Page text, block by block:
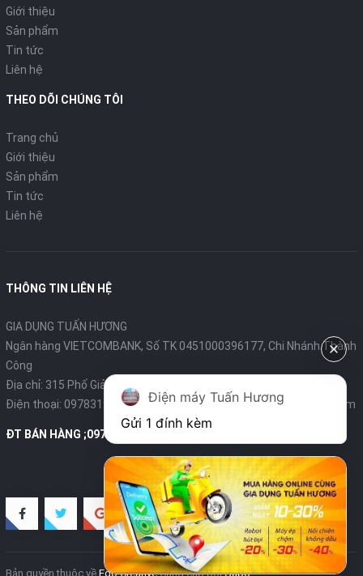
Giới thiệu
Sản phẩm
Tin tức
Liên hệ
THEO DÕI CHÚNG TÔI
Trang chủ
Giới thiệu
Sản phẩm
Tin tức
Liên hệ
THÔNG TIN LIÊN HỆ
GIA DỤNG TUẤN HƯƠNG
Ngân hàng VIETCOMBANK, Số TK 0451000396177, Chi Nhánh Thành
Công
Địa chỉ: 315 Phố Giảng Võ - Ba Đình - Hà Nội
Điện thoại: 0978319375- Email:diengiadungtuanhuong@gmail.com
ĐT BÁN HÀNG ;0978319375
Bản quyền thuộc về Ego Creative Cung cấp bởiSapo
Điện máy Tuấn Hương
Gửi 1 đính kèm